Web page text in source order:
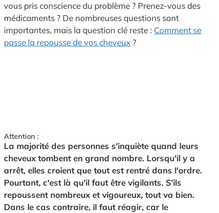
vous pris conscience du problème ? Prenez-vous des
médicaments ? De nombreuses questions sont
importantes, mais la question clé reste : Comment se
passe la repousse de vos cheveux ?
Attention :
La majorité des personnes s'inquiète quand leurs
cheveux tombent en grand nombre. Lorsqu'il y a
arrêt, elles croient que tout est rentré dans l'ordre.
Pourtant, c'est là qu'il faut être vigilants. S'ils
repoussent nombreux et vigoureux, tout va bien.
Dans le cas contraire, il faut réagir, car le